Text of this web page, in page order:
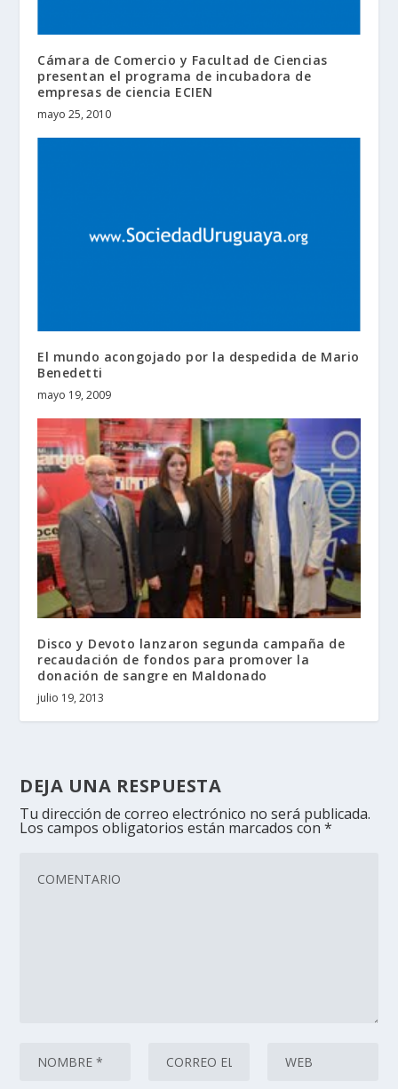
Cámara de Comercio y Facultad de Ciencias
presentan el programa de incubadora de
empresas de ciencia ECIEN
mayo 25, 2010
El mundo acongojado por la despedida de Mario
Benedetti
mayo 19, 2009
Disco y Devoto lanzaron segunda campaña de
recaudación de fondos para promover la
donación de sangre en Maldonado
julio 19, 2013
DEJA UNA RESPUESTA
Tu dirección de correo electrónico no será publicada.
Los campos obligatorios están marcados con*